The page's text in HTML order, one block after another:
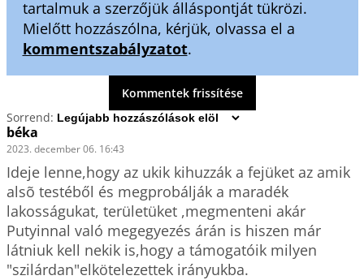
tartalmuk a szerzőjük álláspontját tükrözi.
Mielőtt hozzászólna, kérjük, olvassa el a
kommentszabályzatot.
Kommentek frissítése
Sorrend:
béka
2023. december 06. 16:43
Ideje lenne,hogy az ukik kihuzzák a fejüket az amik
alsõ testéből és megprobálják a maradék
lakosságukat, területüket ,megmenteni akár
Putyinnal való megegyezés árán is hiszen már
látniuk kell nekik is,hogy a támogatóik milyen
"szilárdan"elkötelezettek irányukba.